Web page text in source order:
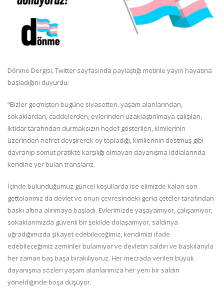
Dönme Dergisi, Twitter sayfasında paylaştığı metinle yayın hayatına
başladığını duyurdu:
“Bizler geçmişten bugüne siyasetten, yaşam alanlarından,
sokaklardan, caddelerden, evlerinden uzaklaştırılmaya çalışılan,
iktidar tarafından durmaksızın hedef gösterilen, kimilerinin
üzerinden nefret devşirerek oy topladığı, kimilerinin dostmuş gibi
davranıp somut pratikte karşılığı olmayan dayanışma iddialarında
kendine yer bulan translarız.
İçinde bulunduğumuz güncel koşullarda ise elimizde kalan son
gettolarımız da devlet ve onun çevresindeki gerici çeteler tarafından
baskı altına alınmaya başladı. Evlerimizde yaşayamıyor, çalışamıyor,
sokaklarımızda güvenli bir şekilde dolaşamıyor, saldırıya
uğradığımızda şikayet edebileceğimiz, kendimizi ifade
edebileceğimiz zeminler bulamıyor ve devletin saldırı ve baskılarıyla
her zaman baş başa bırakılıyoruz. Her mecrada verilen büyük
dayanışma sözleri yaşam alanlarımıza her yeni bir saldırı
yöneldiğinde boşa düşüyor.